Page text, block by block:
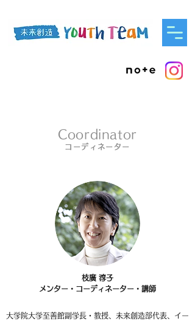
Coordinator
コーディネーター
​枝廣 淳子
メンター・コーディネーター・講師
大学院大学至善館副学長・教授、未来創造部代表、イー